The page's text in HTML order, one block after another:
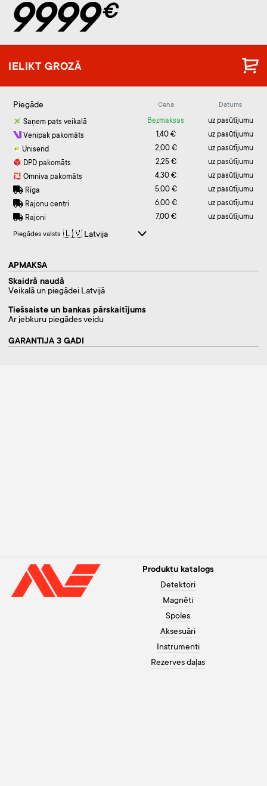
9999€
IELIKT GROZĀ
Piegāde Cena Datums
Saņem pats veikalā Bezmaksas
uz pasūtījumu
Venipak pakomāts
1,40 €
uz pasūtījumu
Unisend
2,00 €
uz pasūtījumu
DPD pakomāts
2,25 €
uz pasūtījumu
Omniva pakomāts
4,30 €
uz pasūtījumu
Rīga
5,00 €
uz pasūtījumu
Rajonu centri
6,00 €
uz pasūtījumu
Rajoni
7,00 € uz pasūtījumu
Piegādes valsts
APMAKSA
Skaidrā naudā
Veikalā un piegādei Latvijā
Tiešsaiste un bankas pārskaitījums
Ar jebkuru piegādes veidu
GARANTIJA 3 GADI
Produktu katalogs
Detektori
Magnēti
Spoles
Aksesuāri
Instrumenti
Rezerves daļas